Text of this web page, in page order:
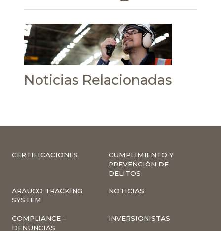
Noticias Relacionadas
CERTIFICACIONES
CUMPLIMIENTO Y
PREVENCIÓN DE
DELITOS
ARAUCO TRACKING
SYSTEM
NOTICIAS
COMPLIANCE –
DENUNCIAS
INVERSIONISTAS